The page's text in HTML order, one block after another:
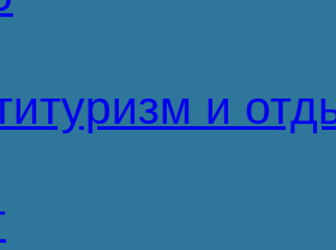
туризм и